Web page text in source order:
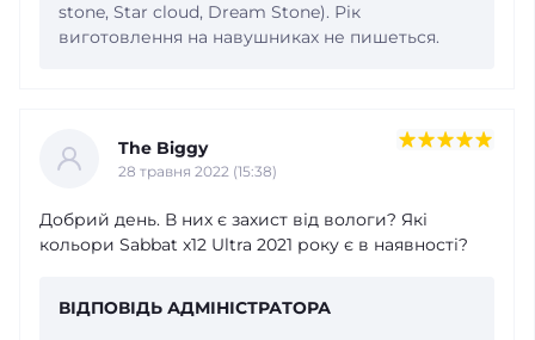
stone, Star cloud, Dream Stone). Рік
виготовлення на навушниках не пишеться.
The Biggy
28 травня 2022 (15:38)
Добрий день. В них є захист від вологи? Які
кольори Sabbat x12 Ultra 2021 року є в наявності?
ВІДПОВІДЬ АДМІНІСТРАТОРА